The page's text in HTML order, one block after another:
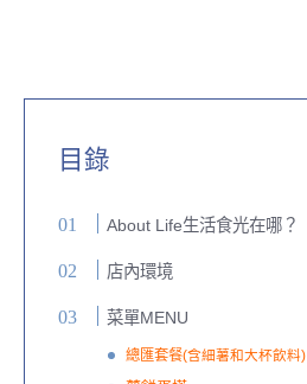
目錄
About Life生活食光在哪？
店內環境
菜單MENU
總匯套餐(含細薯和大杯飲料)